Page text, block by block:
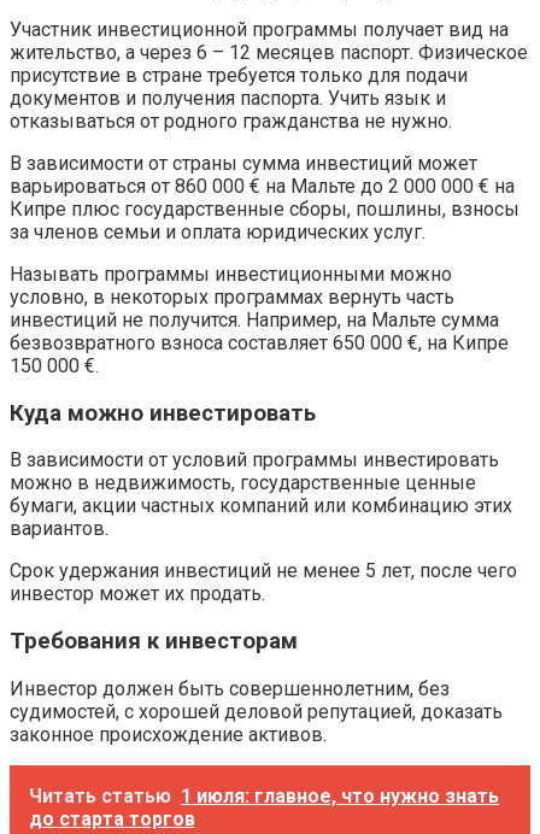
Участник инвестиционной программы получает вид на
жительство, а через 6 – 12 месяцев паспорт. Физическое
присутствие в стране требуется только для подачи
документов и получения паспорта. Учить язык и
отказываться от родного гражданства не нужно.
В зависимости от страны сумма инвестиций может
варьироваться от 860 000 € на Мальте до 2 000 000 € на
Кипре плюс государственные сборы, пошлины, взносы
за членов семьи и оплата юридических услуг.
Называть программы инвестиционными можно
условно, в некоторых программах вернуть часть
инвестиций не получится. Например, на Мальте сумма
безвозвратного взноса составляет 650 000 €, на Кипре
150 000 €.
Куда можно инвестировать
В зависимости от условий программы инвестировать
можно в недвижимость, государственные ценные
бумаги, акции частных компаний или комбинацию этих
вариантов.
Срок удержания инвестиций не менее 5 лет, после чего
инвестор может их продать.
Требования к инвесторам
Инвестор должен быть совершеннолетним, без
судимостей, с хорошей деловой репутацией, доказать
законное происхождение активов.
Читать статью 1 июля: главное, что нужно знать
до старта торгов